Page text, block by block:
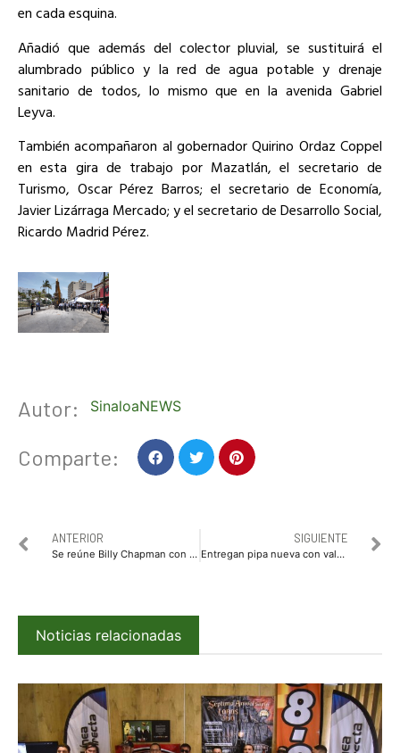
en cada esquina.
Añadió que además del colector pluvial, se sustituirá el
alumbrado público y la red de agua potable y drenaje
sanitario de todos, lo mismo que en la avenida Gabriel
Leyva.
También acompañaron al gobernador Quirino Ordaz Coppel
en esta gira de trabajo por Mazatlán, el secretario de
Turismo, Oscar Pérez Barros; el secretario de Economía,
Javier Lizárraga Mercado; y el secretario de Desarrollo Social,
Ricardo Madrid Pérez.
Autor: SinaloaNEWS
Comparte:
ANTERIOR
Se reúne Billy Chapman con módulos de riego, Conagua y Red Mayor, para revisar situación del agua
SIGUIENTE
Entregan pipa nueva con valor de 2.5 mdp para llevar agua potable al Jitzámuri y comunidades rurales ahomenses
Noticias relacionadas